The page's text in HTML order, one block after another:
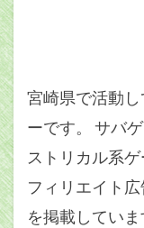
宮崎県で活動
ーです。 サバ
ストリカル系
フィリエイト広
を掲載していま